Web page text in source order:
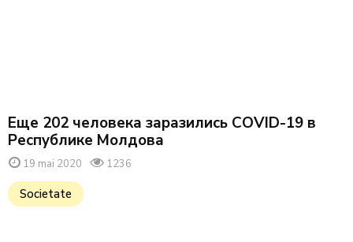
Еще 202 человека заразились COVID-19 в
Республике Молдова
19 mai 2020 1236
Societate